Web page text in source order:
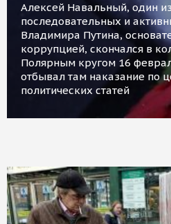
Алексей Навальный, один
последовательных и
Владимира Путина,
коррупцией, скончался в
Полярным кругом 16
отбывал там наказание по
политических статей